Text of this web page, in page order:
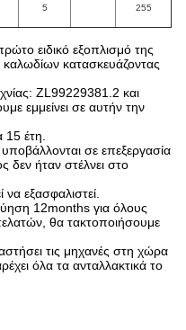
5 255
ειδικό εξοπλισμό της
καλωδίων κατασκευάζοντας
ZL99229381.2 και
εμμείνει σε αυτήν την
έτη.
σε επεξεργασία
δεν ήταν στέλνει στο
εξασφαλιστεί.
12months για όλους
θα τακτοποιήσουμε
τις μηχανές στη χώρα
όλα τα ανταλλακτικά το